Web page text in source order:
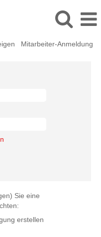
Mitarbeiter-Anmeldung
Sie eine
erstellen